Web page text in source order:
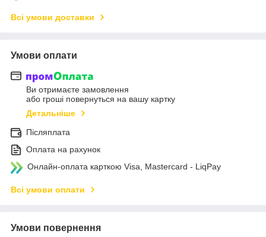
Всі умови доставки
Умови оплати
Ви отримаєте замовлення
або гроші повернуться на вашу картку
Детальніше
Післяплата
Оплата на рахунок
Онлайн-оплата карткою Visa, Mastercard - LiqPay
Всі умови оплати
Умови повернення